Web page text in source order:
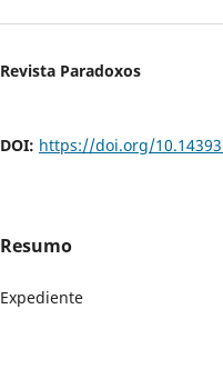
Revista Paradoxos
DOI: https://doi.org/
Resumo
Expediente